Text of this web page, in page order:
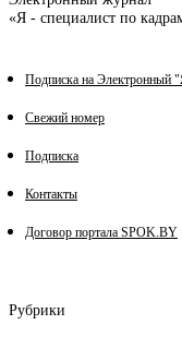
«Я - специалист по
Подписка на Электронный
Свежий номер
Подписка
Контакты
Договор портала SPOK.BY
Рубрики